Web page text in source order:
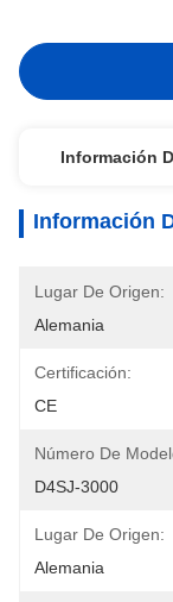
Información
Información
Lugar De Origen:
Alemania
Certificación:
CE
Número De
D4SJ-3000
Lugar De Origen:
Alemania